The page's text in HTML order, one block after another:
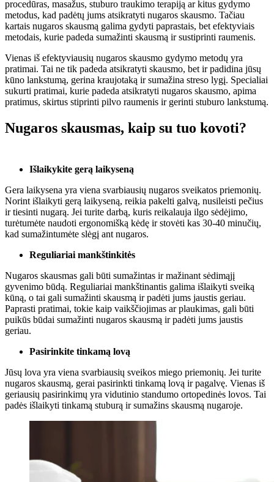
procedūras, masažus, stuburo traukimo terapiją ar kitus gydymo
metodus, kad padėtų jums atsikratyti nugaros skausmo. Tačiau
kartais nugaros skausmą galima gydyti paprastais, bet efektyviais
metodais, kurie padeda sumažinti skausmą ir sustiprinti raumenis.
Vienas iš efektyviausių nugaros skausmo gydymo metodų yra
pratimai. Tai ne tik padeda atsikratyti skausmo, bet ir padidina jūsų
kūno lankstumą, gerina kraujotaką ir sumažina streso lygį. Specialiai
sukurti pratimai, kurie padeda atsikratyti nugaros skausmo, apima
pratimus, skirtus stiprinti pilvo raumenis ir gerinti stuburo lankstumą.
Nugaros skausmas, kaip su tuo kovoti?
Išlaikykite gerą laikyseną
Gera laikysena yra viena svarbiausių nugaros sveikatos priemonių.
Norint išlaikyti gerą laikyseną, reikia pakelti galvą, nusileisti pečius
ir tiesinti nugarą. Jei turite darbą, kuris reikalauja ilgo sėdėjimo,
turėtumėte naudoti ergonomišką kėdę ir stovėti kas 30-40 minučių,
kad sumažintumėte slėgį ant nugaros.
Reguliariai mankštinkitės
Nugaros skausmas gali būti sumažintas ir mažinant sėdimąjį
gyvenimo būdą. Reguliariai mankštinantis galima išlaikyti sveiką
kūną, o tai gali sumažinti skausmą ir padėti jums jaustis geriau.
Paprasti pratimai, tokie kaip vaikščiojimas ar plaukimas, gali būti
puikūs būdai sumažinti nugaros skausmą ir padėti jums jaustis
geriau.
Pasirinkite tinkamą lovą
Jūsų lova yra viena svarbiausių sveikos miego priemonių. Jei turite
nugaros skausmą, gerai pasirinkti tinkamą lovą ir pagalvę. Vienas iš
geriausių pasirinkimų yra vidutinio standumo ortopedinės lovos. Tai
padės išlaikyti tinkamą stuburą ir sumažins skausmą nugaroje.